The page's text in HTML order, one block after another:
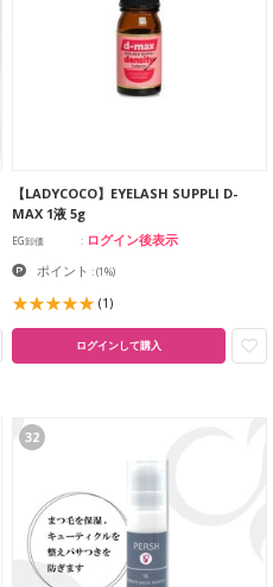
【LADYCOCO】EYELASH SUPPLI D-
MAX 1液 5g
EG卸価 ログイン後表示
ポイント :(1%)
(1)
ログインして購入
32